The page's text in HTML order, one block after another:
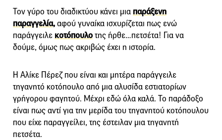
Τον γύρο του διαδικτύου κάνει μια παράξενη
παραγγελία,αφού γυναίκα ισχυρίζεται πως ενώ
παράγγειλε κοτόπουλοτης ήρθε…πετσέτα! Για να
δούμε, όμως πως ακριβώς έχει η ιστορία.
Η Αλίκε Πέρεζ που είναι και μητέρα παράγγειλε
τηγανητό κοτόπουλο από μια αλυσίδα εστιατορίων
γρήγορου φαγητού. Μέχρι εδώ όλα καλά. Το παράδοξο
είναι πως αντί για την μερίδα του τηγανητού κοτόπουλου
που είχε παραγγείλει, της έστειλαν μια τηγανητή
πετσέτα.